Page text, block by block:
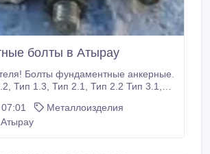
болты в Атырау
Болты фундаментные анкерные.
фундаментных болтов
Производим Болты
Металлоизделия
Атырау